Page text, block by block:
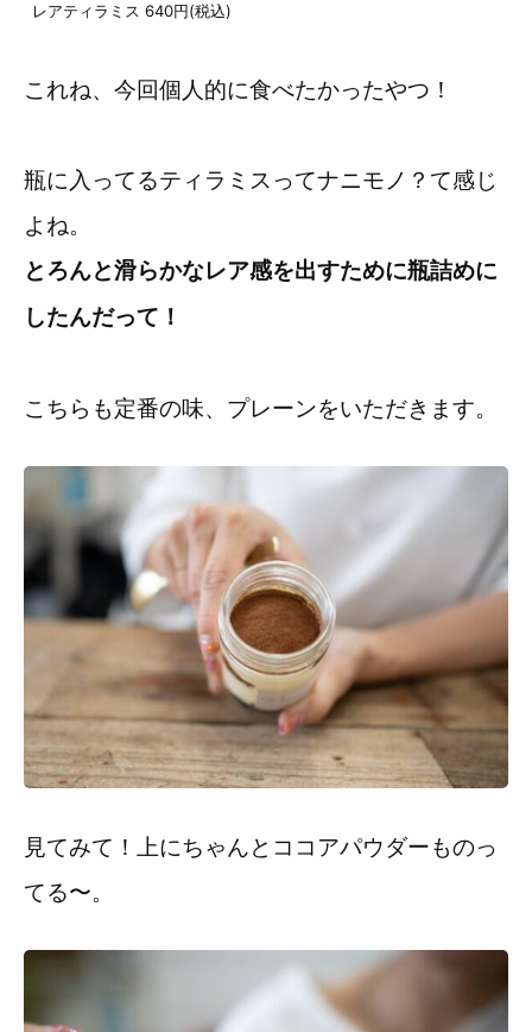
レアティラミス 640円(税込)
これね、今回個人的に食べたかったやつ！
瓶に入ってるティラミスってナニモノ？て感じ
よね。
とろんと滑らかなレア感を出すために瓶詰めに
したんだって！
こちらも定番の味、プレーンをいただきます。
見てみて！上にちゃんとココアパウダーものっ
てる〜。